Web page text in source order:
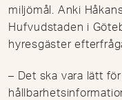
miljömål. Anki
Hufvudstaden i
hyresgäster
– Det ska vara lätt